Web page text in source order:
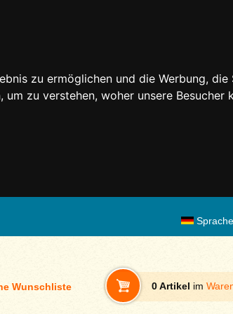
zu ermöglichen und die Werbung, die
zu verstehen, woher unsere Besucher
Sprache
Wunschliste 0 Artikel im